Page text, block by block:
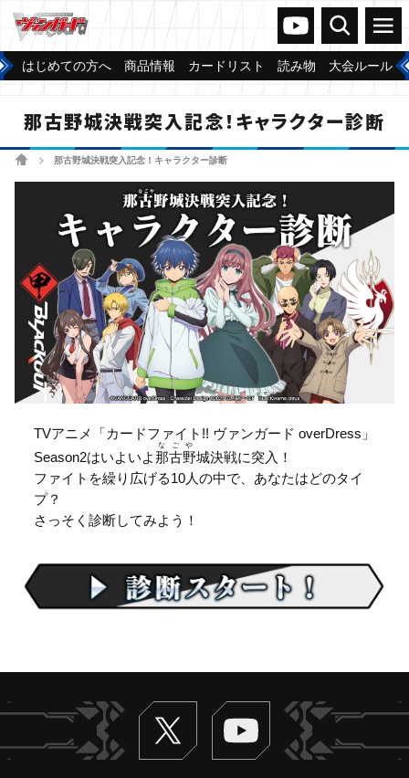
ヴァンガードch
検索 メニュー
はじめての方へ 商品情報 カードリスト 読み物 大会ルール
那古野城決戦突入記念！キャラクター診断
ホーム那古野城決戦突入記念！キャラクター診断
TVアニメ「カードファイト!! ヴァンガード overDress」
Season2はいよいよ那古野
なごや
城決戦に突入！
ファイトを繰り広げる10人の中で、あなたはどのタイ
プ？
さっそく診断してみよう！
Twitter ヴァンガードch